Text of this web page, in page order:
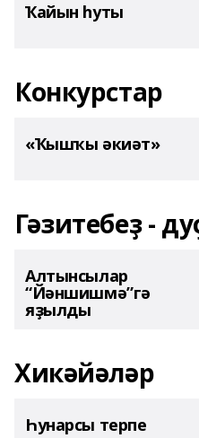
Ҡайын һуты
Конкурстар
«Ҡышҡы әкиәт»
Гәзитебеҙ -
Алтынсылар
“Йәншишмә”гә
яҙылды
Хикәйәләр
Һунарсы терпе